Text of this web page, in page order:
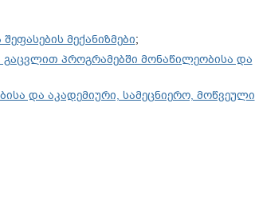
მექანიზმები;
პროგრამებში მონაწილეობისა და
და აკადემიური, სამეცნიერო, მოწვეული